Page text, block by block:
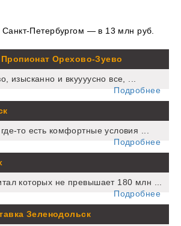
Санкт-Петербургом — в 13 млн руб.
Орехово-Зуево
изысканно и вкуууусно все, ...
Подробнее
то есть комфортные условия ...
Подробнее
которых не превышает 180 млн ...
Подробнее
Зеленодольск